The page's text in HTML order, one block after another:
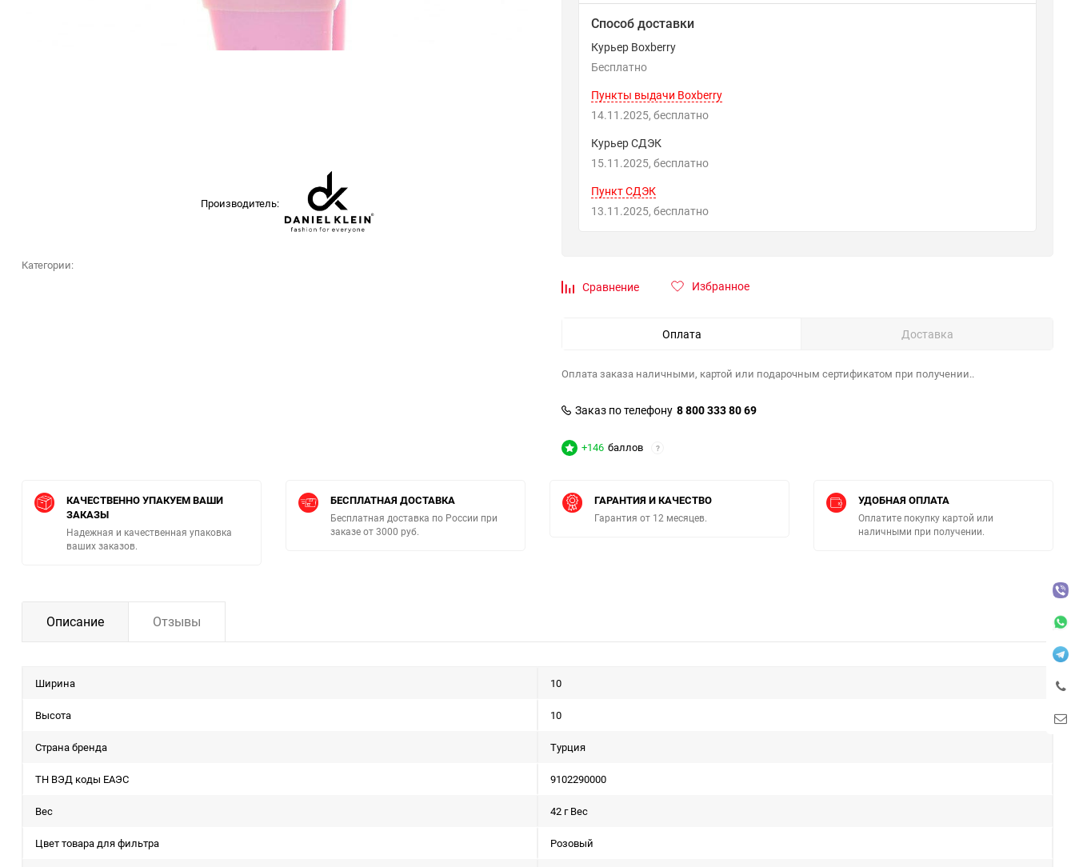
Производитель:
Категории:
Способ доставки
Курьер Boxberry
Бесплатно
Пункты выдачи Boxberry
14.11.2025
Бесплатно
Курьер СДЭК
15.11.2025
Бесплатно
Пункт СДЭК
13.11.2025
Бесплатно
Сравнение Избранное
Оплата Доставка
Оплата заказа наличными, картой или подарочным сертификатом при получении..
Заказ по телефону 8 800 333 80 69
+146 баллов ?
КАЧЕСТВЕННО УПАКУЕМ ВАШИ
ЗАКАЗЫ
Надежная и качественная упаковка
ваших заказов.
БЕСПЛАТНАЯ ДОСТАВКА
Бесплатная доставка по России при
заказе от 3000 руб.
ГАРАНТИЯ И КАЧЕСТВО
Гарантия от 12 месяцев.
УДОБНАЯ ОПЛАТА
Оплатите покупку картой или
наличными при получении.
Описание Отзывы
Ширина 10
Высота 10
Страна бренда Турция
ТН ВЭД коды ЕАЭС 9102290000
Вес 42 г Вес
Цвет товара для фильтра Розовый